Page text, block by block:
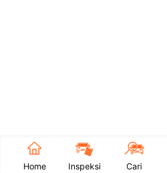
Home Inspeksi Cari